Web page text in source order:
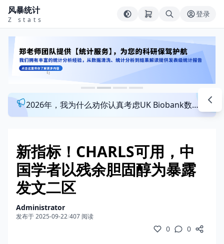
风暴统计
Z stats
登录
2026年，我为什么劝你认真考虑UK Biobank数据库？来看看这个一对一指导发文班
新指标！CHARLS可用，中
国学者以残余胆固醇为暴露
发文二区
Administrator
发布于 2025-09-22/407 阅读
0 0